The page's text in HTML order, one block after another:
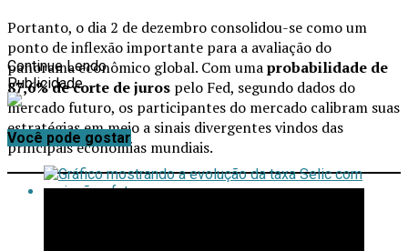
Portanto, o dia 2 de dezembro consolidou-se como um
ponto de inflexão importante para a avaliação do
panorama econômico global. Com umaprobabilidade de
87,6% de corte de juros pelo Fed, segundo dados do
mercado futuro, os participantes do mercado calibram suas
estratégias em meio a sinais divergentes vindos das
principais economias mundiais.
Continue Lendo
Publicidade
Você pode gostar